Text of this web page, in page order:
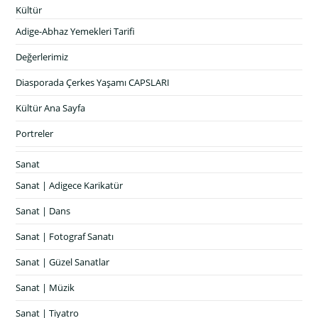
Kültür
Adige-Abhaz Yemekleri Tarifi
Değerlerimiz
Diasporada Çerkes Yaşamı CAPSLARI
Kültür Ana Sayfa
Portreler
Sanat
Sanat | Adigece Karikatür
Sanat | Dans
Sanat | Fotograf Sanatı
Sanat | Güzel Sanatlar
Sanat | Müzik
Sanat | Tiyatro